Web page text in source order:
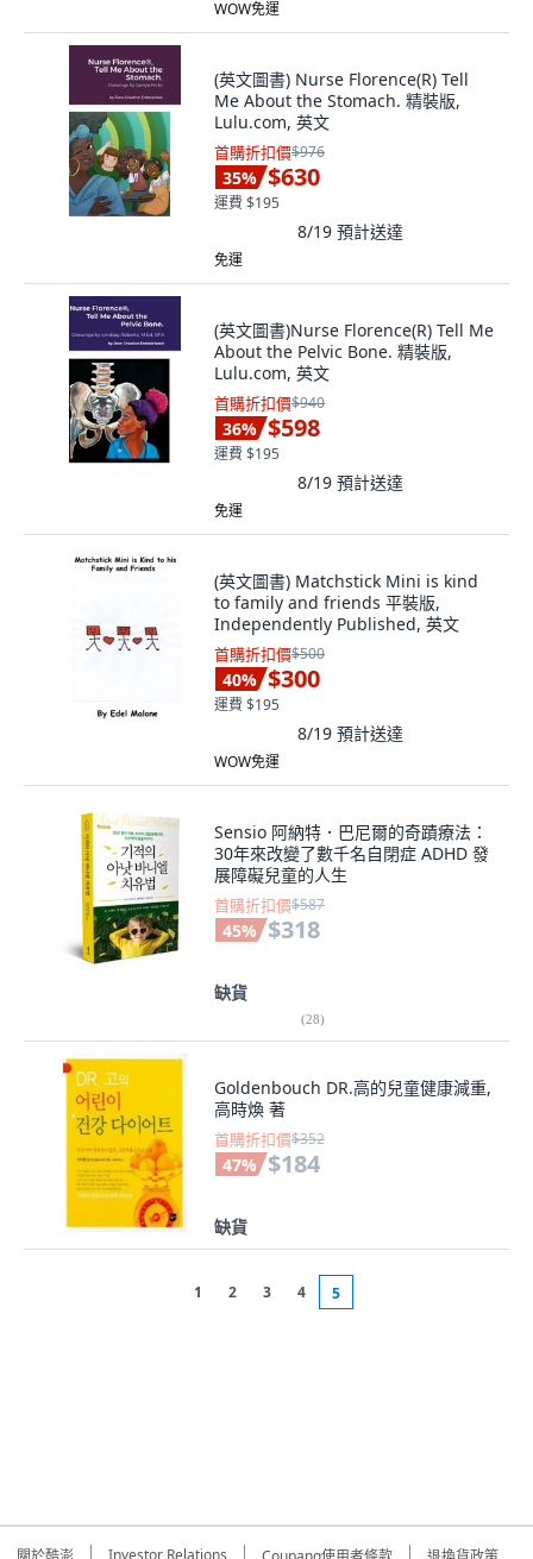
WOW免運
(英文圖書) Nurse Florence(R) Tell
Me About the Stomach. 精裝版,
Lulu.com, 英文
首購折扣價$976
35% $630
運費 $195
8/19 預計送達
免運
(英文圖書)Nurse Florence(R) Tell Me
About the Pelvic Bone. 精裝版,
Lulu.com, 英文
首購折扣價$940
36% $598
運費 $195
8/19 預計送達
免運
(英文圖書) Matchstick Mini is kind
to family and friends 平裝版,
Independently Published, 英文
首購折扣價$500
40% $300
運費 $195
8/19 預計送達
WOW免運
Sensio 阿納特．巴尼爾的奇蹟療法：
30年來改變了數千名自閉症 ADHD 發
展障礙兒童的人生
首購折扣價$587
45% $318
缺貨
(28)
Goldenbouch DR.高的兒童健康減重,
高時煥 著
首購折扣價$352
47% $184
缺貨
1 2 3 4 5
Investor Relations